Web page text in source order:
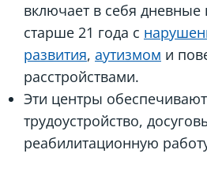
включает в себя
старше 21 года с
развития, аутизмом и
расстройствами.
Эти центры
трудоустройство,
реабилитационную